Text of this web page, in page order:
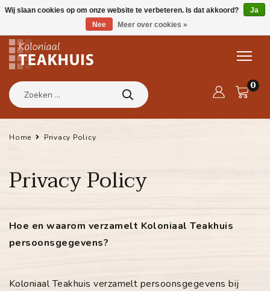
0
Home Privacy Policy
Privacy Policy
Hoe en waarom verzamelt Koloniaal Teakhuis
persoonsgegevens?
Koloniaal Teakhuis verzamelt persoonsgegevens bij
Wij slaan cookies op om onze website te verbeteren. Is dat akkoord?
Ja
Nee
Meer over cookies »